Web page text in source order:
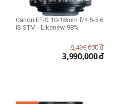
Canon EF-S 10-18mm f/4.5-5.6
IS STM - Likenew 98%
9,495,000 đ
3,990,000đ